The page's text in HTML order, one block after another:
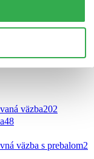
SK3
väzba202
48
väzba s prebalom2